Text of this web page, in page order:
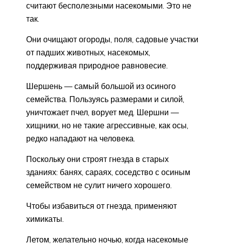
считают бесполезными насекомыми. Это не
так.
Они очищают огороды, поля, садовые участки
от падших животных, насекомых,
поддерживая природное равновесие.
Шершень — самый большой из осиного
семейства. Пользуясь размерами и силой,
уничтожает пчел, ворует мед. Шершни —
хищники, но не такие агрессивные, как осы,
редко нападают на человека.
Поскольку они строят гнезда в старых
зданиях: банях, сараях, соседство с осиным
семейством не сулит ничего хорошего.
Чтобы избавиться от гнезда, применяют
химикаты.
Летом, желательно ночью, когда насекомые